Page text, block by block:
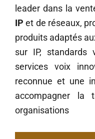
leader dans la
IP et de réseaux,
produits adaptés
sur IP, standards
services voix
reconnue et une
accompagner la
organisations